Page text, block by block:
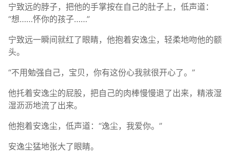
宁致远的脖子，把他的手掌按在自己的肚子上，低声道：
“想……怀你的孩子……”
宁致远一瞬间就红了眼睛，他抱着安逸尘，轻柔地吻他的额
头。
“不用勉强自己，宝贝，你有这份心我就很开心了。”
他托着安逸尘的屁股，把自己的肉棒慢慢退了出来，精液湿
湿沥沥地流了出来。
他抱着安逸尘，低声道：“逸尘，我爱你。”
安逸尘猛地张大了眼睛。